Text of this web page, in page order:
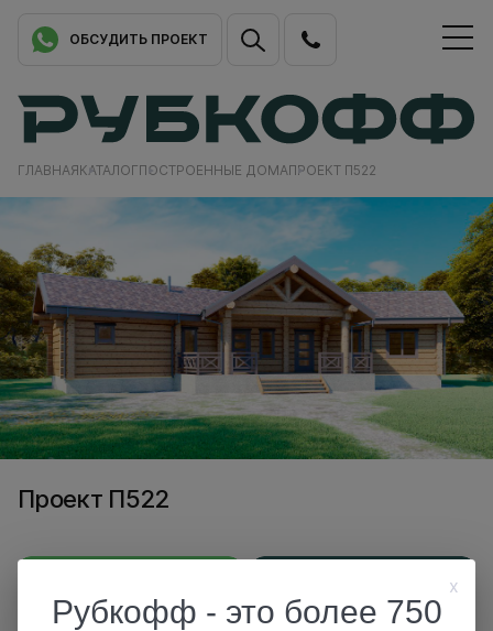
ОБСУДИТЬ ПРОЕКТ
ГЛАВНАЯКАТАЛОГПОСТРОЕННЫЕ ДОМАПРОЕКТ П522
Проект П522
Рубкофф - это более 750
x